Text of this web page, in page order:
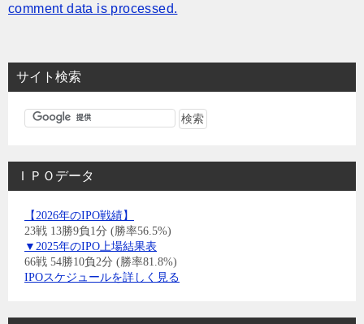
comment data is processed.
サイト検索
ＩＰＯデータ
【2026年のIPO戦績】
23戦 13勝9負1分 (勝率56.5%)
▼2025年のIPO上場結果表
66戦 54勝10負2分 (勝率81.8%)
IPOスケジュールを詳しく見る